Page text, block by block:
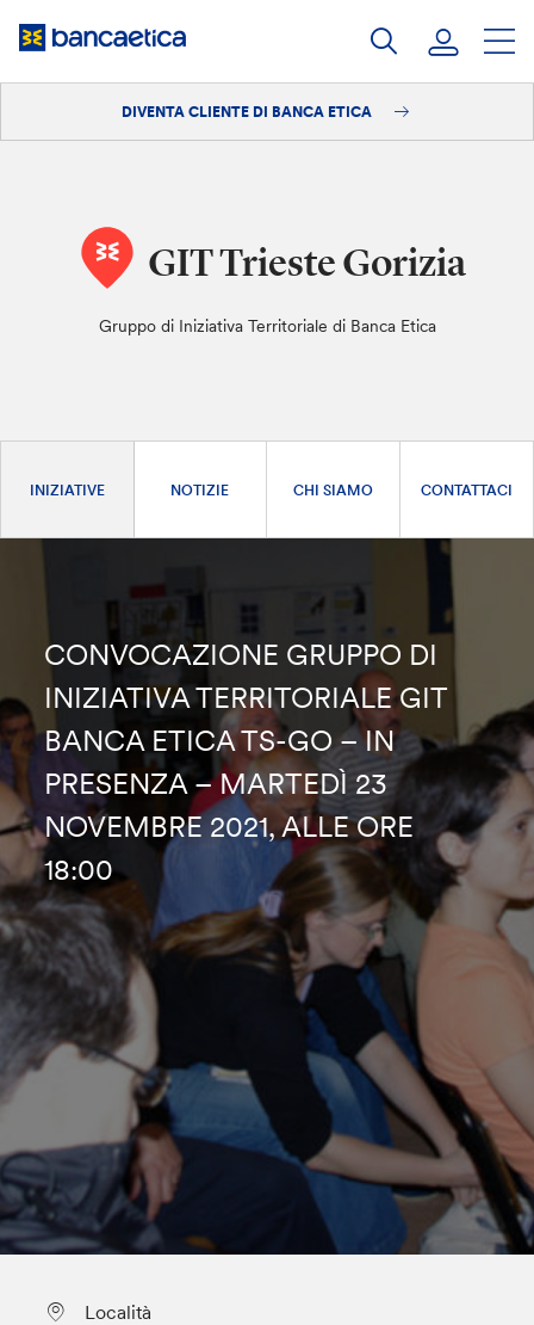
DIVENTA CLIENTE DI BANCA ETICA
GIT Trieste Gorizia
Gruppo di Iniziativa Territoriale di Banca Etica
INIZIATIVE NOTIZIE CHI SIAMO CONTATTACI
CONVOCAZIONE GRUPPO DI
INIZIATIVA TERRITORIALE GIT
BANCA ETICA TS-GO – IN
PRESENZA – MARTEDÌ 23
NOVEMBRE 2021, ALLE ORE
18:00
Località